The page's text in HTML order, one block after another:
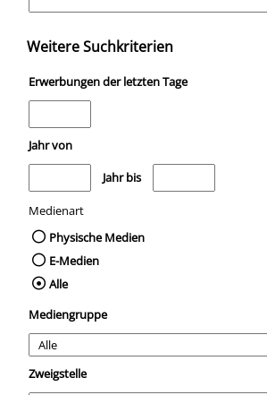
Weitere Suchkriterien
Erwerbungen der letzten Tage
Jahr von
Medien anzeigen, die nach dem Jahr
Jahr bis
Medienart
Physische Medien
E-Medien
Alle
Mediengruppe
Zweigstelle